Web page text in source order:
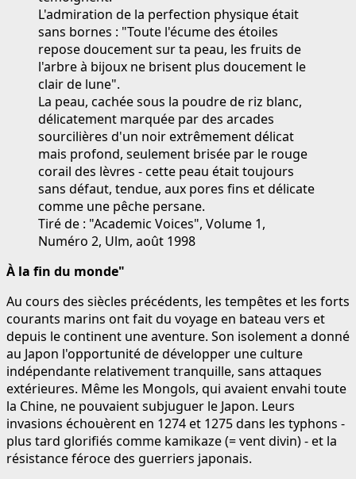
L'admiration de la perfection physique était
sans bornes : "Toute l'écume des étoiles
repose doucement sur ta peau, les fruits de
l'arbre à bijoux ne brisent plus doucement le
clair de lune".
La peau, cachée sous la poudre de riz blanc,
délicatement marquée par des arcades
sourcilières d'un noir extrêmement délicat
mais profond, seulement brisée par le rouge
corail des lèvres - cette peau était toujours
sans défaut, tendue, aux pores fins et délicate
comme une pêche persane.
Tiré de : "Academic Voices", Volume 1,
Numéro 2, Ulm, août 1998
À la fin du monde"
Au cours des siècles précédents, les tempêtes et les forts
courants marins ont fait du voyage en bateau vers et
depuis le continent une aventure. Son isolement a donné
au Japon l'opportunité de développer une culture
indépendante relativement tranquille, sans attaques
extérieures. Même les Mongols, qui avaient envahi toute
la Chine, ne pouvaient subjuguer le Japon. Leurs
invasions échouèrent en 1274 et 1275 dans les typhons -
plus tard glorifiés comme kamikaze (= vent divin) - et la
résistance féroce des guerriers japonais.